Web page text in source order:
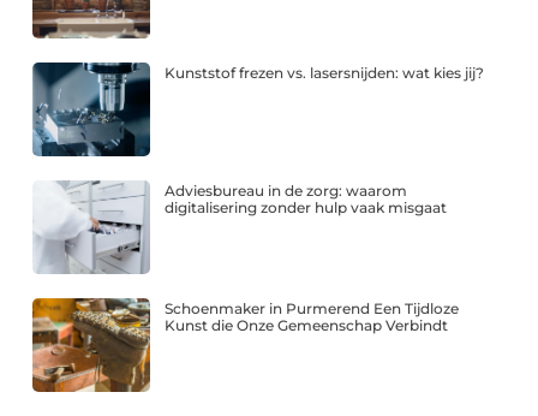
Kunststof frezen vs. lasersnijden: wat kies jij?
Adviesbureau in de zorg: waarom
digitalisering zonder hulp vaak misgaat
Schoenmaker in Purmerend Een Tijdloze
Kunst die Onze Gemeenschap Verbindt